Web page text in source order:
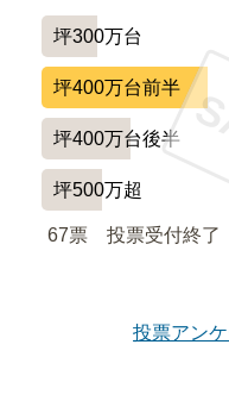
坪300万台
坪400万台前半
坪400万台後半
坪500万超
67票 投票受付終了
投票アン